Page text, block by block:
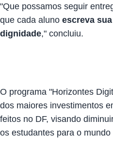
"Que possamos seguir
que cada aluno escreva
dignidade," concluiu.
O programa "Horizontes
dos maiores investimentos
feitos no DF, visando
os estudantes para o mundo